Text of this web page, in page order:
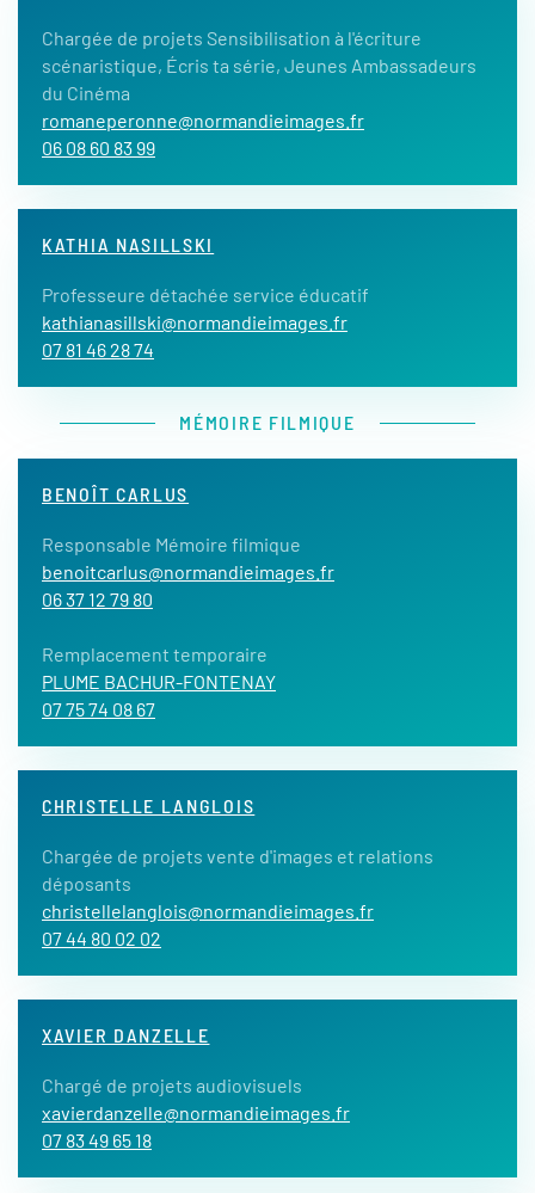
Chargée de projets Sensibilisation à l'écriture
scénaristique, Écris ta série, Jeunes Ambassadeurs
du Cinéma
romaneperonne@normandieimages.fr
06 08 60 83 99
KATHIA NASILLSKI
Professeure détachée service éducatif
kathianasillski@normandieimages.fr
07 81 46 28 74
MÉMOIRE FILMIQUE
BENOÎT CARLUS
Responsable Mémoire filmique
benoitcarlus@normandieimages.fr
06 37 12 79 80
Remplacement temporaire
PLUME BACHUR-FONTENAY
07 75 74 08 67
CHRISTELLE LANGLOIS
Chargée de projets vente d'images et relations
déposants
christellelanglois@normandieimages.fr
07 44 80 02 02
XAVIER DANZELLE
Chargé de projets audiovisuels
xavierdanzelle@normandieimages.fr
07 83 49 65 18